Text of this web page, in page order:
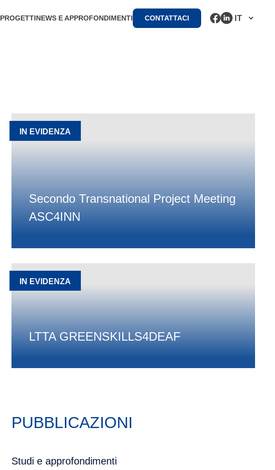
PROGETTINEWS E APPROFONDIMENTI CONTATTACI
IN EVIDENZA
Secondo Transnational Project Meeting
ASC4INN
IN EVIDENZA
LTTA GREENSKILLS4DEAF
PUBBLICAZIONI
Studi e approfondimenti